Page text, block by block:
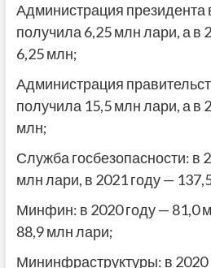
Администрация президента
получила 6,25 млн лари, а в
6,25 млн;
Администрация
получила 15,5 млн лари, а в
млн;
Служба госбезопасности: в
млн лари, в 2021 году —
Минфин: в 2020 году — 81,0
88,9 млн лари;
Мининфраструктуры: в 2020